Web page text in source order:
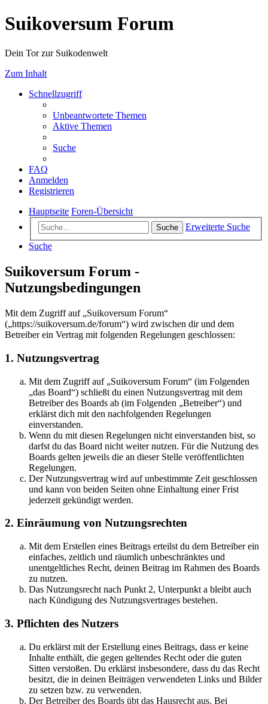
Suikoversum Forum
Dein Tor zur Suikodenwelt
Zum Inhalt
Schnellzugriff
Unbeantwortete Themen
Aktive Themen
Suche
FAQ
Anmelden
Registrieren
Hauptseite Foren-Übersicht
Suche
Erweiterte Suche
Suche
Suikoversum Forum -
Nutzungsbedingungen
Mit dem Zugriff auf „Suikoversum Forum“
(„https://suikoversum.de/forum“) wird zwischen dir und dem
Betreiber ein Vertrag mit folgenden Regelungen geschlossen:
1. Nutzungsvertrag
Mit dem Zugriff auf „Suikoversum Forum“ (im Folgenden
„das Board“) schließt du einen Nutzungsvertrag mit dem
Betreiber des Boards ab (im Folgenden „Betreiber“) und
erklärst dich mit den nachfolgenden Regelungen
einverstanden.
Wenn du mit diesen Regelungen nicht einverstanden bist, so
darfst du das Board nicht weiter nutzen. Für die Nutzung des
Boards gelten jeweils die an dieser Stelle veröffentlichten
Regelungen.
Der Nutzungsvertrag wird auf unbestimmte Zeit geschlossen
und kann von beiden Seiten ohne Einhaltung einer Frist
jederzeit gekündigt werden.
2. Einräumung von Nutzungsrechten
Mit dem Erstellen eines Beitrags erteilst du dem Betreiber ein
einfaches, zeitlich und räumlich unbeschränktes und
unentgeltliches Recht, deinen Beitrag im Rahmen des Boards
zu nutzen.
Das Nutzungsrecht nach Punkt 2, Unterpunkt a bleibt auch
nach Kündigung des Nutzungsvertrages bestehen.
3. Pflichten des Nutzers
Du erklärst mit der Erstellung eines Beitrags, dass er keine
Inhalte enthält, die gegen geltendes Recht oder die guten
Sitten verstoßen. Du erklärst insbesondere, dass du das Recht
besitzt, die in deinen Beiträgen verwendeten Links und Bilder
zu setzen bzw. zu verwenden.
Der Betreiber des Boards übt das Hausrecht aus. Bei